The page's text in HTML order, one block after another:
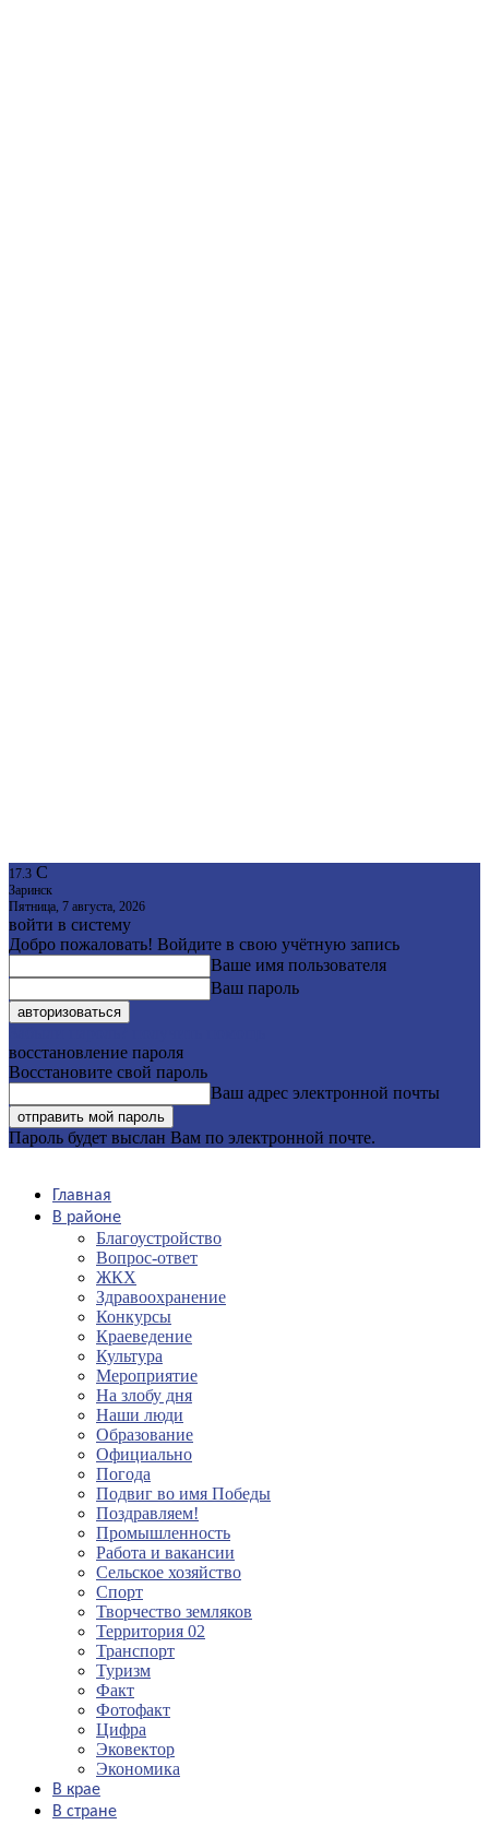
17.3 C
Заринск
Пятница, 7 августа, 2026
войти в систему
Добро пожаловать! Войдите в свою учётную запись
Ваше имя пользователя
Ваш пароль
восстановление пароля
Восстановите свой пароль
Ваш адрес электронной почты
Пароль будет выслан Вам по электронной почте.
Главная
В районе
Благоустройство
Вопрос-ответ
ЖКХ
Здравоохранение
Конкурсы
Краеведение
Культура
Мероприятие
На злобу дня
Наши люди
Образование
Официально
Погода
Подвиг во имя Победы
Поздравляем!
Промышленность
Работа и вакансии
Сельское хозяйство
Спорт
Творчество земляков
Территория 02
Транспорт
Туризм
Факт
Фотофакт
Цифра
Эковектор
Экономика
В крае
В стране